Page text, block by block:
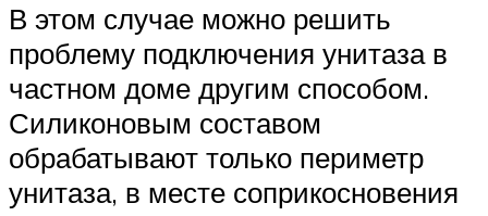
В этом случае можно решить
проблему подключения унитаза в
частном доме другим способом.
Силиконовым составом
обрабатывают только периметр
унитаза, в месте соприкосновения